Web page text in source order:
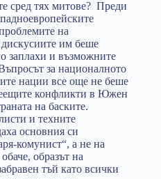
сред тях митове? Преди
на
им беше
заплахи и възможните
за националното
нации все още не беше
конфликти в Южен
на баските.
и техните
основния си
комунист“, а не на
образът на
тъй като всички